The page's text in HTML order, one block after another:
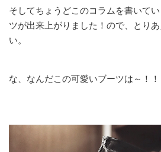
そしてちょうどこのコラムを書いて
ツが出来上がりました！ので、とり
い。
な、なんだこの可愛いブーツは～！！